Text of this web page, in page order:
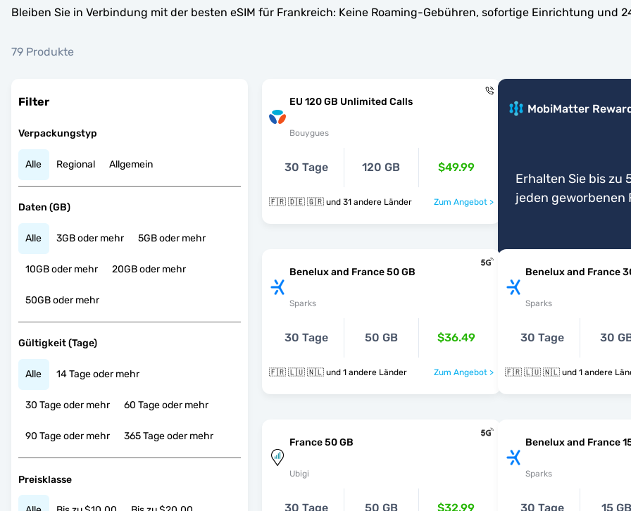
Bleiben Sie in Verbindung mit der besten eSIM für Frankreich: Keine Roaming-Gebühren, sofortige Einrichtung und
79 Produkte
Filter
Verpackungstyp
Alle Regional Allgemein
Daten (GB)
Alle 3GB oder mehr 5GB oder mehr
10GB oder mehr 20GB oder mehr
50GB oder mehr
Gültigkeit (Tage)
Alle 14 Tage oder mehr
30 Tage oder mehr 60 Tage oder mehr
90 Tage oder mehr 365 Tage oder mehr
Preisklasse
EU 120 GB Unlimited Calls
Bouygues
30 Tage 120 GB $49.99
🇫🇷 🇩🇪 🇬🇷 und 31 andere Länder Zum Angebot >
MobiMatter
Erhalten Sie bis zu
jeden geworbenen
Benelux and France 50 GB
Sparks
30 Tage 50 GB $36.49
🇫🇷 🇱🇺 🇳🇱 und 1 andere Länder Zum Angebot >
Benelux and France
Sparks
30 Tage 30
🇫🇷 🇱🇺 🇳🇱 und 1 andere
France 50 GB
Ubigi
30 Tage 50 GB $32.99
Benelux and France
Sparks
30 Tage 15 GB